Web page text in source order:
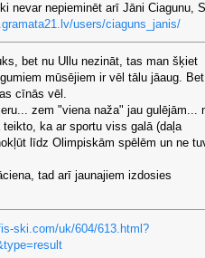
nevar nepieminēt arī Jāni Ciagunu,
users/ciaguns_janis/
bet nu Ullu nezināt, tas man šķiet
mūsējiem ir vēl tālu jāaug. Bet
cīnās vēl.
zem "viena naža" jau gulējām...
ka ar sportu viss galā (daļa
līdz Olimpiskām spēlēm un ne
tad arī jaunajiem izdosies
ski.com/uk/604/613.html?